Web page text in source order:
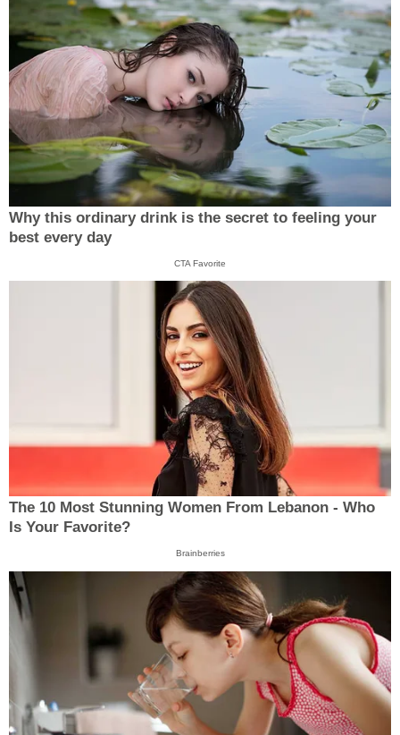
Why this ordinary drink is the secret to feeling your
best every day
CTA Favorite
The 10 Most Stunning Women From Lebanon - Who
Is Your Favorite?
Brainberries